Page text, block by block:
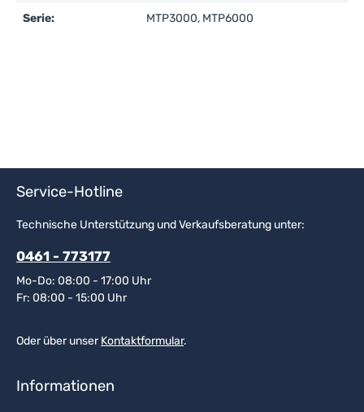
Serie: MTP3000, MTP6000
Service-Hotline
Technische Unterstützung und Verkaufsberatung unter:
0461 - 773177
Mo-Do: 08:00 - 17:00 Uhr
Fr: 08:00 - 15:00 Uhr
Oder über unserKontaktformular.
Informationen